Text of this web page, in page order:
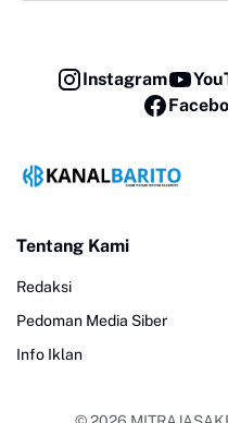
Instagram
Tentang Kami
Redaksi
Pedoman Media Siber
Info Iklan